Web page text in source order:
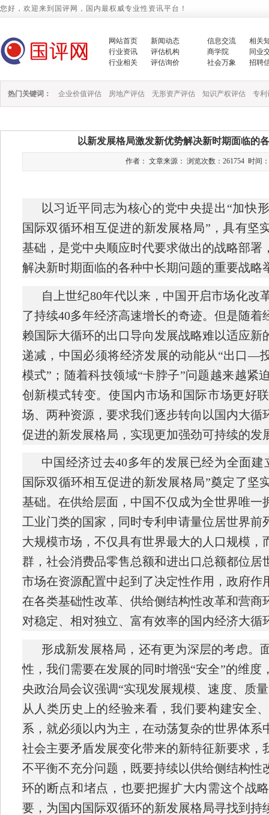
您好，欢迎来到国评网，国内最权威专业性资讯平台！
网站首页
新闻动态
行业资讯
评估机构
行业相关
评估询价
信息交流
相关
商学院
同业
社会万象
招聘
热门关键词： 企业价值评估 房地产评估 无形资产评估 知识产权评估 专利
以新发展格局激发新优势解决新时期面临的
作者： 文章来源： 浏览次数：261754 时间
以习近平同志为核心的党中央提出“加快
国际双循环相互促进的新发展格局”，具有坚
基础，是党中央顺应时代要求做出的战略部署
解决新时期面临的各种中长期问题的重要战略
自上世纪80年代以来，中国开启市场化改
了持续40多年经济高速增长的奇迹。但是随着
赖国际大循环的出口导向发展战略难以适应新
递减，中国必须将经济发展的动能从“出口—
模式”；随着科技领域“卡脖子”问题越来越紧
创新模式转变。使国内市场和国际市场更好
场、两种资源，要求我们逐步转向以国内大循
促进的新发展格局，实现更加强劲可持续的发
中国经济过去40多年的发展已经为全面
国际双循环相互促进的新发展格局”奠定了坚
基础。在供给层面，中国不仅成为全世界唯一
工业门类的国家，同时专利申请量位居世界前
大规模市场，不仅具有世界最大的人口规模，
群，社会消费品零售总额和进出口总额都位居
市场在资源配置中起到了决定性作用，政府作
在各类基础性改革、供给侧结构性改革和营商
对稳定、相对独立、富有效率的国内经济大循
形成新发展格局，还有更为深层的考虑。
性，我们需要在发展的同时增强“安全”的维度
央政治局会议强调“实现发展规模、速度、质
从人类历史上的经验来看，我们要构建安全
系，就必须以内为主，在动荡复杂的世界体系
社会主要矛盾发展变化带来的新特征新要求，
不平衡不充分问题，既要持续以供给侧结构性
环的断点和堵点，也要把握扩大内需这个战
要，为国内国际双循环的新发展格局寻找到持